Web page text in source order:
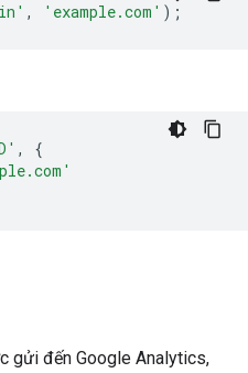
, 'example.com' );
,
{
gửi đến Google Analytics,